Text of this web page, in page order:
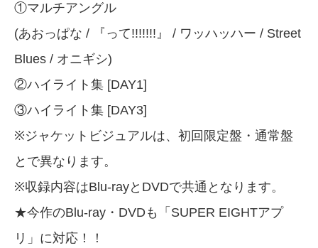
①マルチアングル
(あおっぱな / 『って!!!!!!!』 / ワッハッハー / Street
Blues / オニギシ)
②ハイライト集 [DAY1]
③ハイライト集 [DAY3]
※ジャケットビジュアルは、初回限定盤・通常盤
とで異なります。
※収録内容はBlu-rayとDVDで共通となります。
★今作のBlu-ray・DVDも「SUPER EIGHTアプ
リ」に対応！！